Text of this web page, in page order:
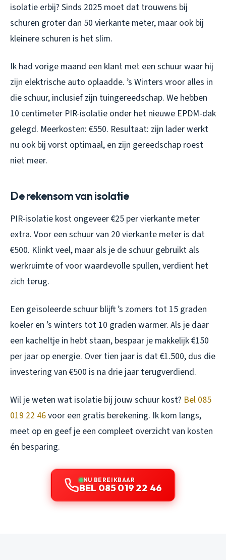
isolatie erbij? Sinds 2025 moet dat trouwens bij
schuren groter dan 50 vierkante meter, maar ook bij
kleinere schuren is het slim.
Ik had vorige maand een klant met een schuur waar hij
zijn elektrische auto oplaadde. ’s Winters vroor alles in
die schuur, inclusief zijn tuingereedschap. We hebben
10 centimeter PIR-isolatie onder het nieuwe EPDM-dak
gelegd. Meerkosten: €550. Resultaat: zijn lader werkt
nu ook bij vorst optimaal, en zijn gereedschap roest
niet meer.
De rekensom van isolatie
PIR-isolatie kost ongeveer €25 per vierkante meter
extra. Voor een schuur van 20 vierkante meter is dat
€500. Klinkt veel, maar als je de schuur gebruikt als
werkruimte of voor waardevolle spullen, verdient het
zich terug.
Een geïsoleerde schuur blijft ’s zomers tot 15 graden
koeler en ’s winters tot 10 graden warmer. Als je daar
een kacheltje in hebt staan, bespaar je makkelijk €150
per jaar op energie. Over tien jaar is dat €1.500, dus die
investering van €500 is na drie jaar terugverdiend.
Wil je weten wat isolatie bij jouw schuur kost? Bel 085
019 22 46voor een gratis berekening. Ik kom langs,
meet op en geef je een compleet overzicht van kosten
én besparing.
NU BEREIKBAAR
BEL 085 019 22 46